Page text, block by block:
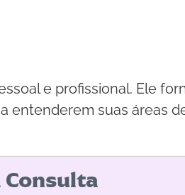
e profissional. Ele
entenderem suas áreas
Consulta